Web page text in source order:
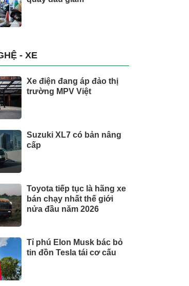
- XE
Xe điện đang áp đảo thị
trường MPV Việt
Suzuki XL7 có bản nâng
cấp
Toyota tiếp tục là hãng xe
bán chạy nhất thế giới
nửa đầu năm 2026
Tỉ phú Elon Musk bác bỏ
tin đồn Tesla tái cơ cấu